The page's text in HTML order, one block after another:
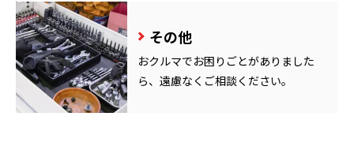
その他
おクルマでお困りごとがありました
ら、遠慮なくご相談ください。